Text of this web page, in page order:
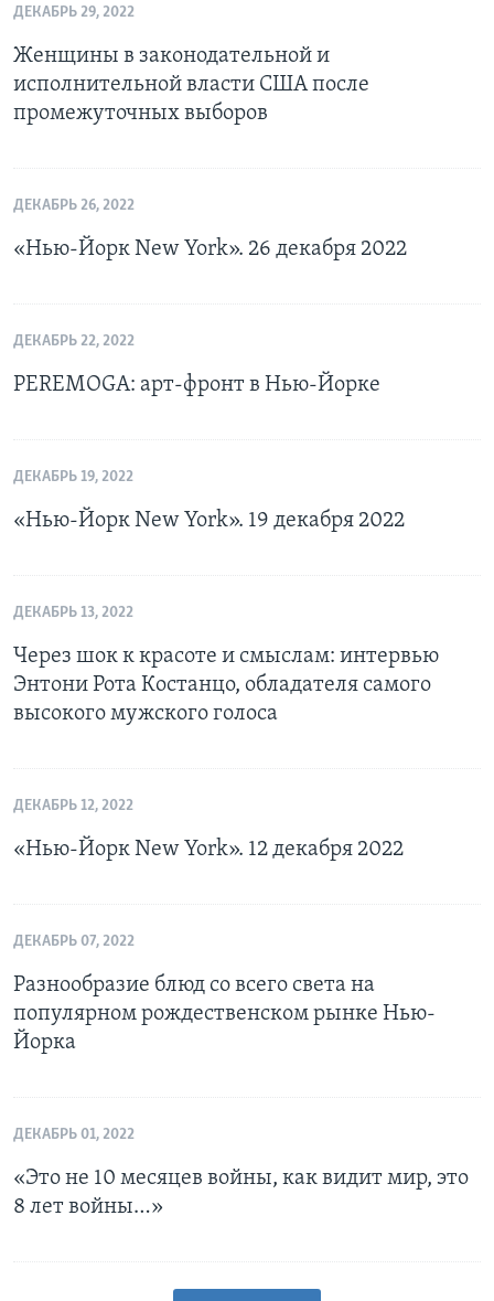
ДЕКАБРЬ 29, 2022
Женщины в законодательной и
исполнительной власти США после
промежуточных выборов
ДЕКАБРЬ 26, 2022
«Нью-Йорк New York». 26 декабря 2022
ДЕКАБРЬ 22, 2022
PEREMOGA: арт-фронт в Нью-Йорке
ДЕКАБРЬ 19, 2022
«Нью-Йорк New York». 19 декабря 2022
ДЕКАБРЬ 13, 2022
Через шок к красоте и смыслам: интервью
Энтони Рота Костанцо, обладателя самого
высокого мужского голоса
ДЕКАБРЬ 12, 2022
«Нью-Йорк New York». 12 декабря 2022
ДЕКАБРЬ 07, 2022
Разнообразие блюд со всего света на
популярном рождественском рынке Нью-
Йорка
ДЕКАБРЬ 01, 2022
«Это не 10 месяцев войны, как видит мир, это
8 лет войны…»